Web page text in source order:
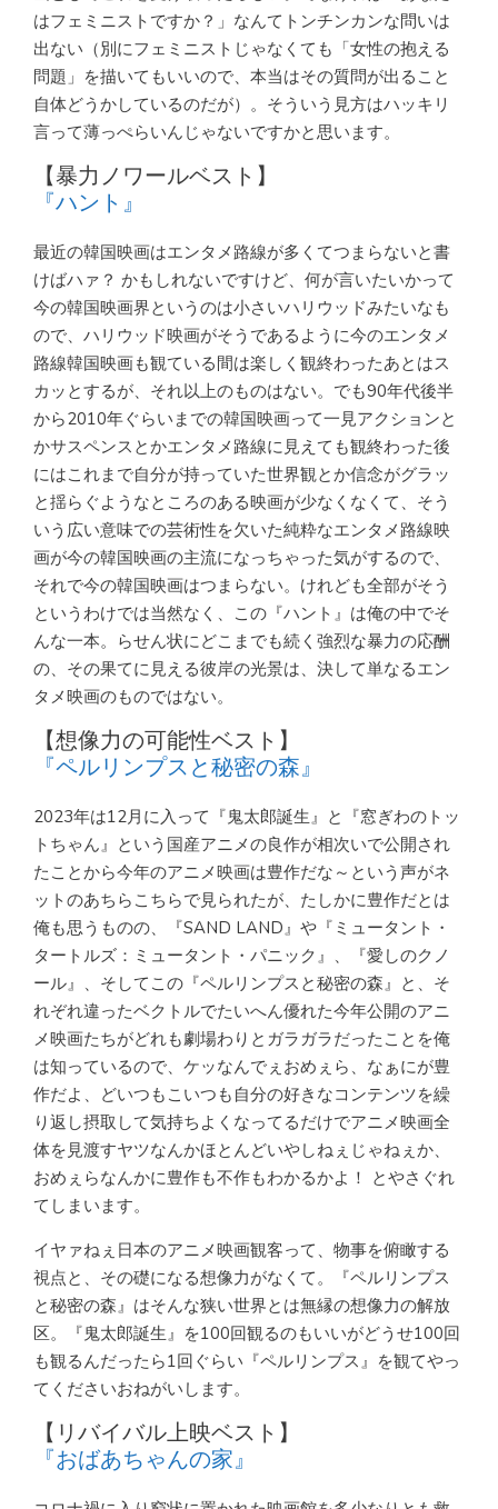
はフェミニストですか？」なんてトンチンカンな問いは
出ない（別にフェミニストじゃなくても「女性の抱える
問題」を描いてもいいので、本当はその質問が出ること
自体どうかしているのだが）。そういう見方はハッキリ
言って薄っぺらいんじゃないですかと思います。
【暴力ノワールベスト】
『ハント』
最近の韓国映画はエンタメ路線が多くてつまらないと書
けばハァ？ かもしれないですけど、何が言いたいかって
今の韓国映画界というのは小さいハリウッドみたいなも
ので、ハリウッド映画がそうであるように今のエンタメ
路線韓国映画も観ている間は楽しく観終わったあとはス
カッとするが、それ以上のものはない。でも90年代後半
から2010年ぐらいまでの韓国映画って一見アクションと
かサスペンスとかエンタメ路線に見えても観終わった後
にはこれまで自分が持っていた世界観とか信念がグラッ
と揺らぐようなところのある映画が少なくなくて、そう
いう広い意味での芸術性を欠いた純粋なエンタメ路線映
画が今の韓国映画の主流になっちゃった気がするので、
それで今の韓国映画はつまらない。けれども全部がそう
というわけでは当然なく、この『ハント』は俺の中でそ
んな一本。らせん状にどこまでも続く強烈な暴力の応酬
の、その果てに見える彼岸の光景は、決して単なるエン
タメ映画のものではない。
【想像力の可能性ベスト】
『ペルリンプスと秘密の森』
2023年は12月に入って『鬼太郎誕生』と『窓ぎわのトッ
トちゃん』という国産アニメの良作が相次いで公開され
たことから今年のアニメ映画は豊作だな～という声がネ
ットのあちらこちらで見られたが、たしかに豊作だとは
俺も思うものの、『SAND LAND』や『ミュータント・
タートルズ：ミュータント・パニック』、『愛しのクノ
ール』、そしてこの『ペルリンプスと秘密の森』と、そ
れぞれ違ったベクトルでたいへん優れた今年公開のアニ
メ映画たちがどれも劇場わりとガラガラだったことを俺
は知っているので、ケッなんでぇおめぇら、なぁにが豊
作だよ、どいつもこいつも自分の好きなコンテンツを繰
り返し摂取して気持ちよくなってるだけでアニメ映画全
体を見渡すヤツなんかほとんどいやしねぇじゃねぇか、
おめぇらなんかに豊作も不作もわかるかよ！ とやさぐれ
てしまいます。
イヤァねぇ日本のアニメ映画観客って、物事を俯瞰する
視点と、その礎になる想像力がなくて。『ペルリンプス
と秘密の森』はそんな狭い世界とは無縁の想像力の解放
区。『鬼太郎誕生』を100回観るのもいいがどうせ100回
も観るんだったら1回ぐらい『ペルリンプス』を観てやっ
てくださいおねがいします。
【リバイバル上映ベスト】
『おばあちゃんの家』